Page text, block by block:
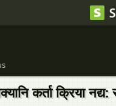
कर्ता क्रिया नद्य: